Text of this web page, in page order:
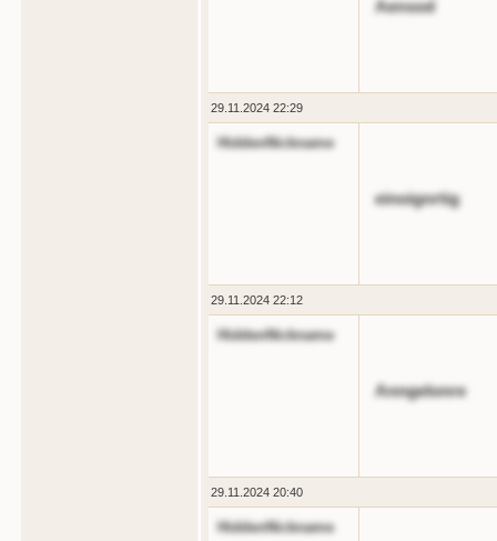
Aensod
29.11.2024 22:29
HiddenNickname
einoignrtig
29.11.2024 22:12
HiddenNickname
Anngelonre
29.11.2024 20:40
HiddenNickname